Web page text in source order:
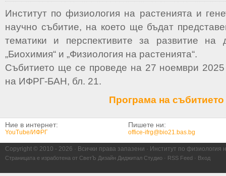
Институт по физиология на растенията и
научно събитие, на което ще бъдат
тематики и перспективите за развитие на
„Биохимия“ и „Физиология на растенията“.
Събитието ще се проведе на 27 ноември 2025
на ИФРГ-БАН, бл. 21.
Програма на събитието
Ние в интернет:
YouTube/ИФРГ
Пишете ни:
office-ifrg@bio21.bas.bg
Copyright © 2010 - 2026 · Всички права запазени · Институт по физиология
Страницата е изработена от СветЪ Дизайн Диджитал Студио · RSS Feed · Вход